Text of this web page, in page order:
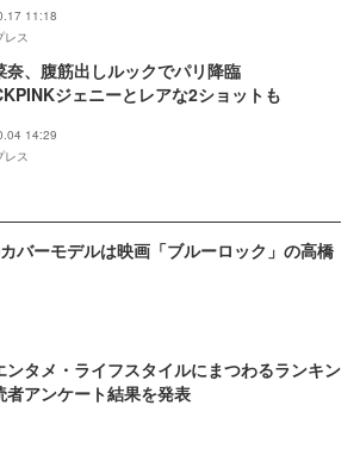
11:18
レス
奈、腹筋出しルックでパリ降臨
ジェニーとレアな2ショットも
14:29
レス
バーモデルは映画「ブルーロック」の高橋
ンタメ・ライフスタイルにまつわるランキン
者アンケート結果を発表